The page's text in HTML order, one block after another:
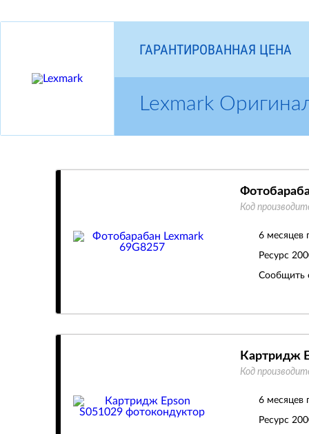
ГАРАНТИРОВАННАЯ ЦЕНА
Lexmark
Код
6 месяцев
Ресурс
Сообщить
Картридж
Код
6 месяцев
Ресурс